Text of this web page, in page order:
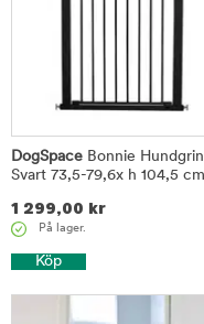
DogSpace Bonnie
Svart 73,5-79,6x h 104,5 cm
1 299,00 kr
På lager.
Köp